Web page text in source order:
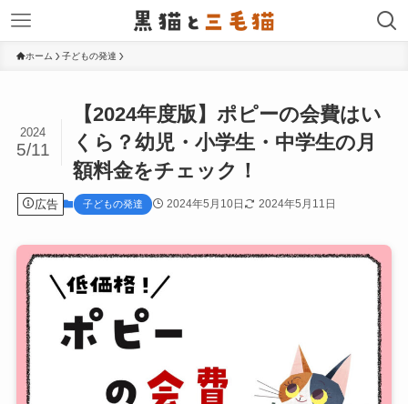
ホーム 子どもの発達
【2024年度版】ポピーの会費はい
くら？幼児・小学生・中学生の月
額料金をチェック！
2024
5/11
広告 子どもの発達 2024年5月10日 2024年5月11日